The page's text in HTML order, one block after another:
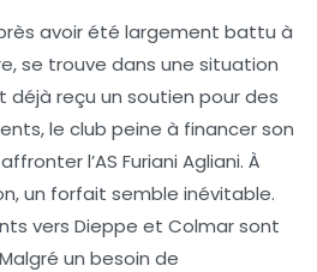
avoir été largement battu à
, se trouve dans une situation
déjà reçu un soutien pour des
le club peine à financer son
l’AS Furiani Agliani. À
un forfait semble inévitable.
vers Dieppe et Colmarsont
un besoin de